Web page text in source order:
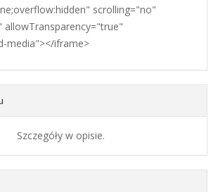
scrolling="no"
media"></iframe>
Szczegóły w opisie.